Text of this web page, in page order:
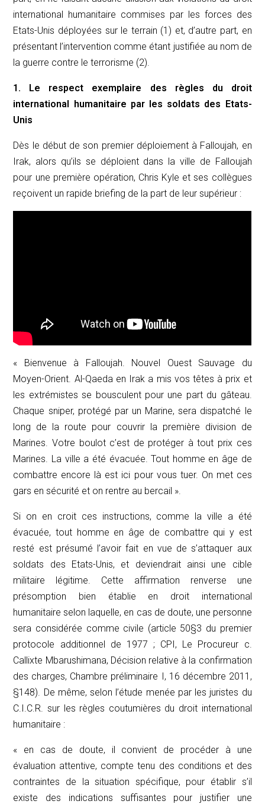
international humanitaire commises par les forces des
Etats-Unis déployées sur le terrain (1) et, d’autre part, en
présentant l’intervention comme étant justifiée au nom de
la guerre contre le terrorisme (2).
1. Le respect exemplaire des règles du droit
international humanitaire par les soldats des Etats-
Unis
Dès le début de son premier déploiement à Falloujah, en
Irak, alors qu’ils se déploient dans la ville de Falloujah
pour une première opération, Chris Kyle et ses collègues
reçoivent un rapide briefing de la part de leur supérieur :
« Bienvenue à Falloujah. Nouvel Ouest Sauvage du
Moyen-Orient. Al-Qaeda en Irak a mis vos têtes à prix et
les extrémistes se bousculent pour une part du gâteau.
Chaque sniper, protégé par un Marine, sera dispatché le
long de la route pour couvrir la première division de
Marines. Votre boulot c’est de protéger à tout prix ces
Marines. La ville a été évacuée. Tout homme en âge de
combattre encore là est ici pour vous tuer. On met ces
gars en sécurité et on rentre au bercail ».
Si on en croit ces instructions, comme la ville a été
évacuée, tout homme en âge de combattre qui y est
resté est présumé l’avoir fait en vue de s’attaquer aux
soldats des Etats-Unis, et deviendrait ainsi une cible
militaire légitime. Cette affirmation renverse une
présomption bien établie en droit international
humanitaire selon laquelle, en cas de doute, une personne
sera considérée comme civile (article 50§3 du premier
protocole additionnel de 1977 ; CPI, Le Procureur c.
Callixte Mbarushimana, Décision relative à la confirmation
des charges, Chambre préliminaire I, 16 décembre 2011,
§148). De même, selon l’étude menée par les juristes du
C.I.C.R. sur les règles coutumières du droit international
humanitaire :
« en cas de doute, il convient de procéder à une
évaluation attentive, compte tenu des conditions et des
contraintes de la situation spécifique, pour établir s’il
existe des indications suffisantes pour justifier une